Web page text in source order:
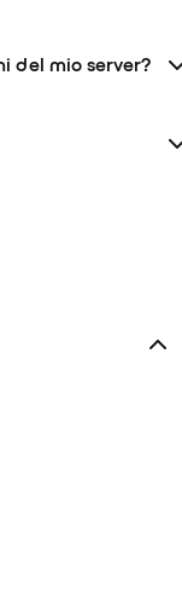
del mio server?